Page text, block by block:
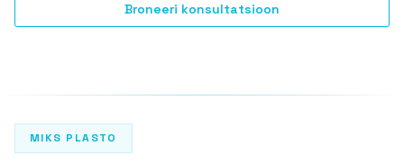
AKNAD
Kitsas
Tasapinnaline
Broneeri konsultatsioon
MIKS PLASTO